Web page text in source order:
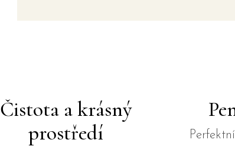
Čistota a krásný
prostředí